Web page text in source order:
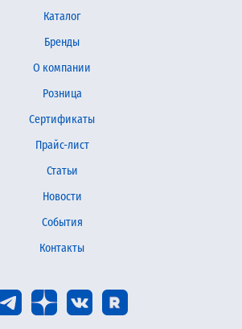
Каталог
Бренды
О компании
Розница
Сертификаты
Прайс-лист
Статьи
Новости
События
Контакты